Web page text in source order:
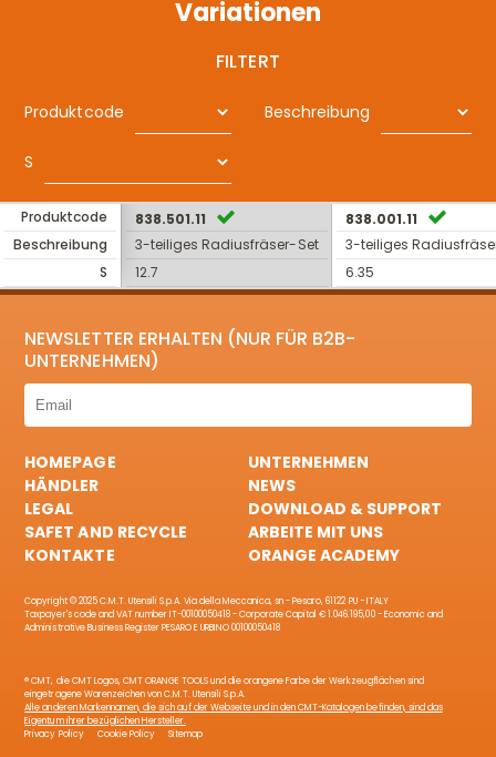
Variationen
FILTERT
Produktcode Beschreibung
S
Produktcode
Beschreibung
S
838.501.11
3-teiliges Radiusfräser-Set
12.7
838.001.11
3-teiliges
6.35
NEWSLETTER ERHALTEN (NUR FÜR B2B-
UNTERNEHMEN)
HOMEPAGE
UNTERNEHMEN
HÄNDLER
NEWS
LEGAL
DOWNLOAD & SUPPORT
SAFET AND RECYCLE
ARBEITE MIT UNS
KONTAKTE
ORANGE ACADEMY
Copyright © 2025 C.M.T. Utensili S.p.A. Via della Meccanica, sn - Pesaro, 61122 PU - ITALY
Taxpayer's code and VAT number IT-00100050418 - Corporate Capital € 1.046.195,00 - Economic and
Administrative Business Register PESARO E URBINO 00100050418
® CMT, die CMT Logos, CMT ORANGE TOOLS und die orangene Farbe der Werkzeugflächen sind
eingetragene Warenzeichen von C.M.T. Utensili S.p.A.
Alle anderen Markennamen, die sich auf der Webseite und in den CMT-Katalogen befinden, sind das
Eigentum ihrer bezüglichen Hersteller.
Privacy Policy
Cookie Policy Sitemap